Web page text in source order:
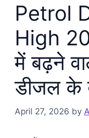
Petrol
High
में बढ़ने
डीजल के
April 27, 2026 by